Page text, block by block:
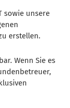
sowie unsere
erstellen.
Wenn Sie es